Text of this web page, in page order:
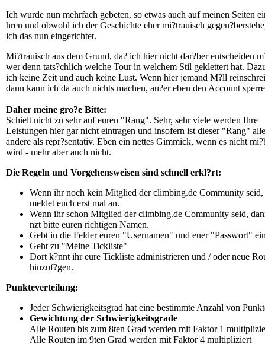
Ich wurde nun mehrfach gebeten, so etwas auch auf meinen Seiten
hren und obwohl ich der Geschichte eher mi?trauisch
ich das nun eingerichtet.
Mi?trauisch aus dem Grund, da? ich hier nicht dar?ber entscheiden
wer denn tats?chlich welche Tour in welchem Stil geklettert hat.
ich keine Zeit und auch keine Lust. Wenn hier jemand M?ll
dann kann ich da auch nichts machen, au?er eben den Account
Daher meine gro?e Bitte:
Schielt nicht zu sehr auf euren "Rang". Sehr, sehr viele werden Ihre
Leistungen hier gar nicht eintragen und insofern ist dieser "Rang"
andere als repr?sentativ. Eben ein nettes Gimmick, wenn es nicht
wird - mehr aber auch nicht.
Die Regeln und Vorgehensweisen sind schnell erkl?rt:
Wenn ihr noch kein Mitglied der climbing.de Community seid,
meldet euch erst mal an.
Wenn ihr schon Mitglied der climbing.de Community seid,
nzt bitte euren richtigen Namen.
Gebt in die Felder euren "Usernamen" und euer "Passwort"
Geht zu "Meine Tickliste"
Dort k?nnt ihr eure Tickliste administrieren und / oder neue
hinzuf?gen.
Punkteverteilung:
Jeder Schwierigkeitsgrad hat eine bestimmte Anzahl von
Gewichtung der Schwierigkeitsgrade
Alle Routen bis zum 8ten Grad werden mit Faktor 1
Alle Routen im 9ten Grad werden mit Faktor 4 multipliziert